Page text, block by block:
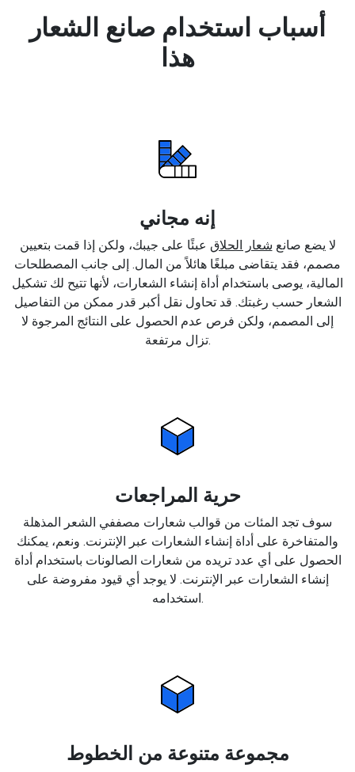
أسباب استخدام صانع الشعار
هذا
إنه مجاني
لا يضع صانع شعار الحلاق عبئًا على جيبك، ولكن إذا قمت بتعيين
مصمم، فقد يتقاضى مبلغًا هائلاً من المال. إلى جانب المصطلحات
المالية، يوصى باستخدام أداة إنشاء الشعارات، لأنها تتيح لك تشكيل
الشعار حسب رغبتك. قد تحاول نقل أكبر قدر ممكن من التفاصيل
إلى المصمم، ولكن فرص عدم الحصول على النتائج المرجوة لا
تزال مرتفعة.
حرية المراجعات
سوف تجد المئات من قوالب شعارات مصففي الشعر المذهلة
والمتفاخرة على أداة إنشاء الشعارات عبر الإنترنت. ونعم، يمكنك
الحصول على أي عدد تريده من شعارات الصالونات باستخدام أداة
إنشاء الشعارات عبر الإنترنت. لا يوجد أي قيود مفروضة على
استخدامه.
مجموعة متنوعة من الخطوط